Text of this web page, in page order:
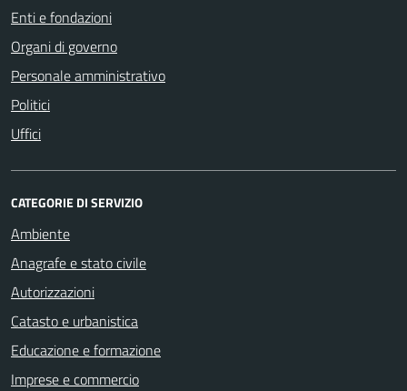
Enti e fondazioni
Organi di governo
Personale amministrativo
Politici
Uffici
CATEGORIE DI SERVIZIO
Ambiente
Anagrafe e stato civile
Autorizzazioni
Catasto e urbanistica
Educazione e formazione
Imprese e commercio